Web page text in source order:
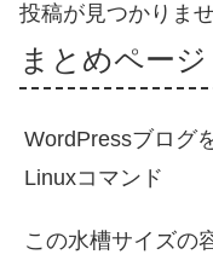
投稿が見つかりま
まとめページ
WordPressブログ
Linuxコマンド
この水槽サイズの